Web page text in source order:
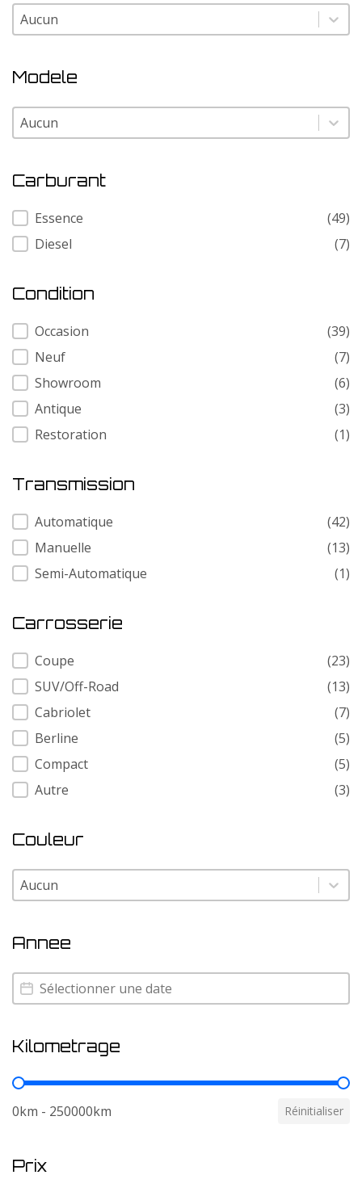
Marque
Marque
Modele
Modele
Modele
Carburant
Carburant
Essence
(49)
Diesel
(7)
Condition
Condition
Occasion
(39)
Neuf
(7)
Showroom
(6)
Antique
(3)
Restoration
(1)
Transmission
Transmission
Automatique
(42)
Manuelle
(13)
Semi-Automatique
(1)
Carrosserie
Carrosserie
Coupe
(23)
SUV/Off-Road
(13)
Cabriolet
(7)
Berline
(5)
Compact
(5)
Autre
(3)
Couleur
Couleur
Couleur
Annee
Annee
Annee
Kilometrage
Kilometrage
0km - 250000km Réinitialiser
Prix